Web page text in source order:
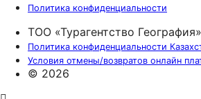
Политика конфиденциальности
ТОО «Турагентство География»
Политика конфиденциальности
Условия отмены/возвратов онлайн
© 2026